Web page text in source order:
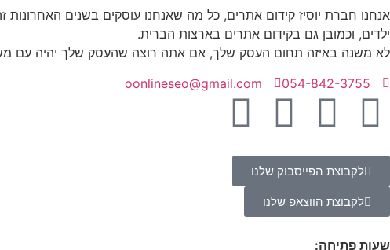
אנחנו חברת יוסיז קידום אתרים, כל מה שאנחנו עוסקים בשנים האחרונות
ילדים, וכמובן גם בקידום אתרים בארצות הברית.
לא משנה באיזה תחום העסק שלך, אם אתה רוצה שהעסק שלך יהיה עם
054-842-3755
oonlineseo@gmail.com
לקבוצת הפייסבוק שלנו
לקבוצת הווצאפ שלנו
שעות פתיחה: